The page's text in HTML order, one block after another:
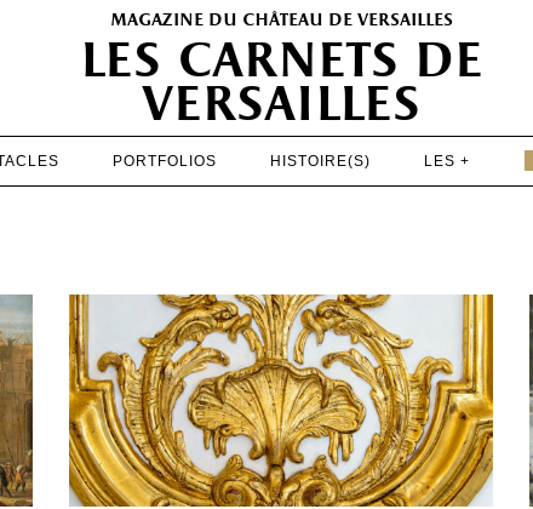
magazine du château de versailles
les carnets de
versailles
PORTFOLIOS HISTOIRE(S) LES +
SPECTACLES
PORTFOLIOS
HISTOIRE(S)
LES +
ABONNEMENT GRATUIT AU MAGAZINE